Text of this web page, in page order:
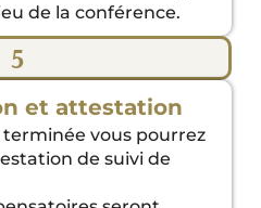
de la conférence.
5
et attestation
vous pourrez
de suivi de